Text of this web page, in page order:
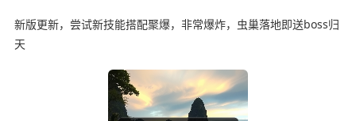
新版更新，尝试新技能搭配聚爆，非常爆炸，虫巢落地即送boss归
天